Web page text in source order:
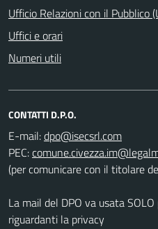
Ufficio Relazioni con il Pubblico
Uffici e orari
Numeri utili
CONTATTI D.P.O.
E-mail:
PEC:
(per comunicare con il titolare
La mail del DPO va usata
riguardanti la privacy